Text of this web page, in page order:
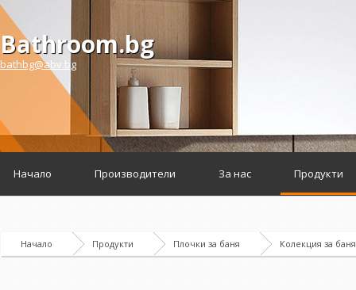
Bathroom.bg
bathbg@abv.bg
Начало Производители За нас Продукти
Начало Продукти Плочки за баня Колекция за